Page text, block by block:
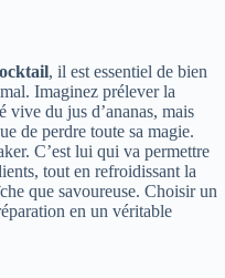
, il est essentiel de bien
Imaginez prélever la
vive du jus d’ananas, mais
de perdre toute sa magie.
C’est lui qui va permettre
tout en refroidissant la
que savoureuse. Choisir un
en un véritable